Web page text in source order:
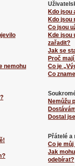
nemohu
Kdo jsou
Kdo jsou
Co jsou
Kde jsou
zařadit?
Jak se
Proč
Co je
Co
Nemůžu
Dostal
Přátelé a
Co je
Jak
odebírat?